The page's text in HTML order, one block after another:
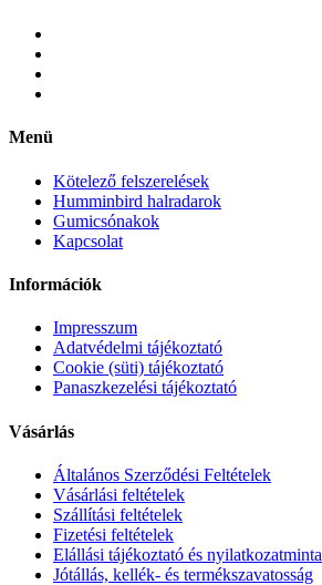
Menü
Kötelező felszerelések
Humminbird halradarok
Gumicsónakok
Kapcsolat
Információk
Impresszum
Adatvédelmi tájékoztató
Cookie (süti) tájékoztató
Panaszkezelési tájékoztató
Vásárlás
Általános Szerződési Feltételek
Vásárlási feltételek
Szállítási feltételek
Fizetési feltételek
Elállási tájékoztató és nyilatkozatminta
Jótállás, kellék- és termékszavatosság